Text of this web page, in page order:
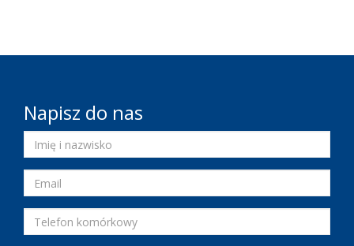
Napisz do nas